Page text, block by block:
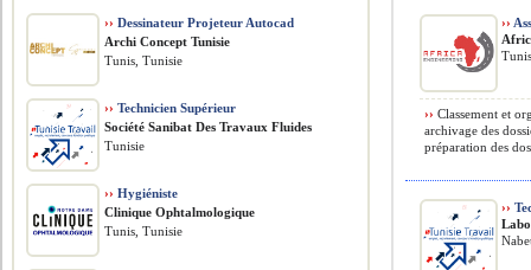
››
›› Classement et
archivage des
préparation des
››
›› Dessinateur Projeteur Autocad
Archi Concept Tunisie
Tunis, Tunisie
›› Technicien Supérieur
Société Sanibat Des Travaux Fluides
Tunisie
›› Hygiéniste
Clinique Ophtalmologique
Tunis, Tunisie